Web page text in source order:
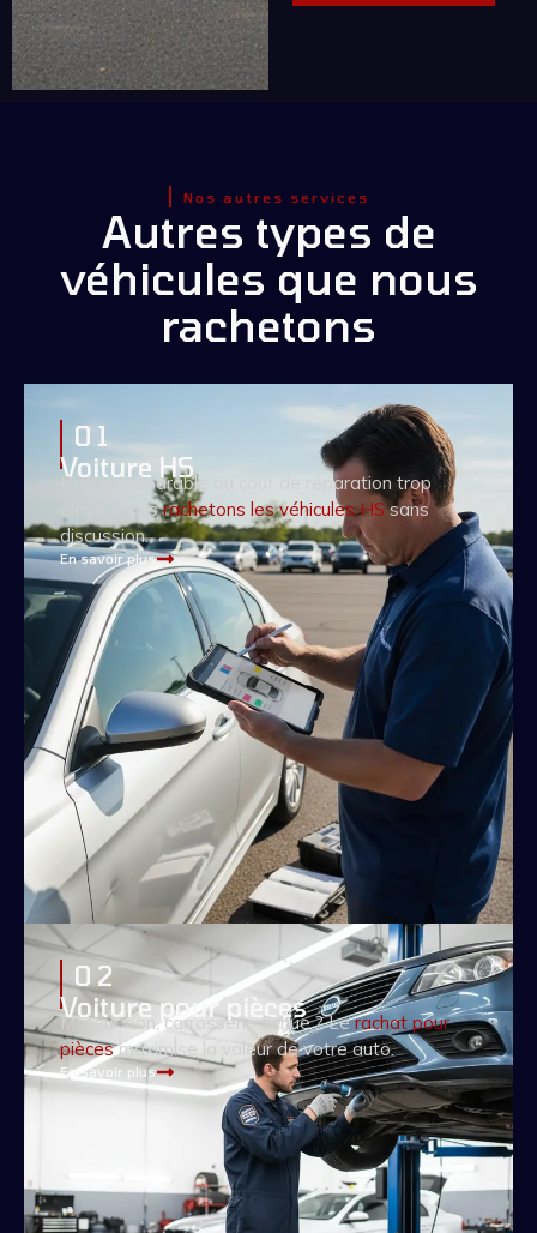
Nos autres services
Autres types de
véhicules que nous
rachetons
0 1
Voiture HS
Panne irréparable ou coût de réparation trop
élevé : nousrachetons les véhicules HSsans
discussion.
En savoir plus
0 2
Voiture pour pièces
Moteur bon, carrosserie fichue ? Lerachat pour
piècesmaximise la valeur de votre auto.
En savoir plus